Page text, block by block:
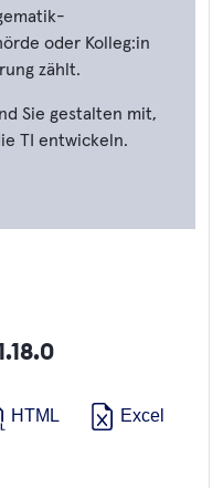
oder Kolleg:in
zählt.
Sie gestalten mit,
TI entwickeln.
HTML Excel